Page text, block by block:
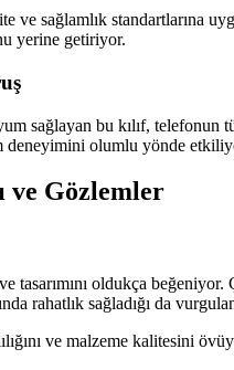
ve sağlamlık standartlarına
yerine getiriyor.
sağlayan bu kılıf, telefonun
deneyimini olumlu yönde
ve Gözlemler
tasarımını oldukça
rahatlık sağladığı da
ve malzeme kalitesini